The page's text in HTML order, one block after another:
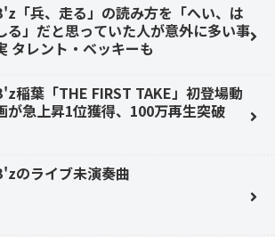
「兵、走る」の読み方を「へい、は
る」だと思っていた人が意外に多い事
タレント・ベッキーも
稲葉「THE FIRST TAKE」初登場動
が急上昇1位獲得、100万再生突破
のライブ未演奏曲